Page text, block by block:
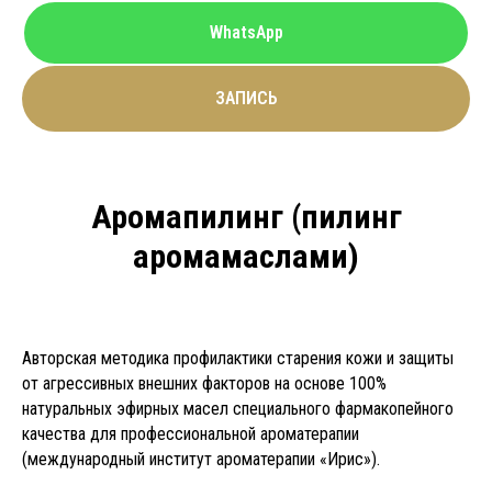
WhatsApp
ЗАПИСЬ
Аромапилинг (пилинг
аромамаслами)
Авторская методика профилактики старения кожи и защиты
от агрессивных внешних факторов на основе 100%
натуральных эфирных масел специального фармакопейного
качества для профессиональной ароматерапии
(международный институт ароматерапии «Ирис»).